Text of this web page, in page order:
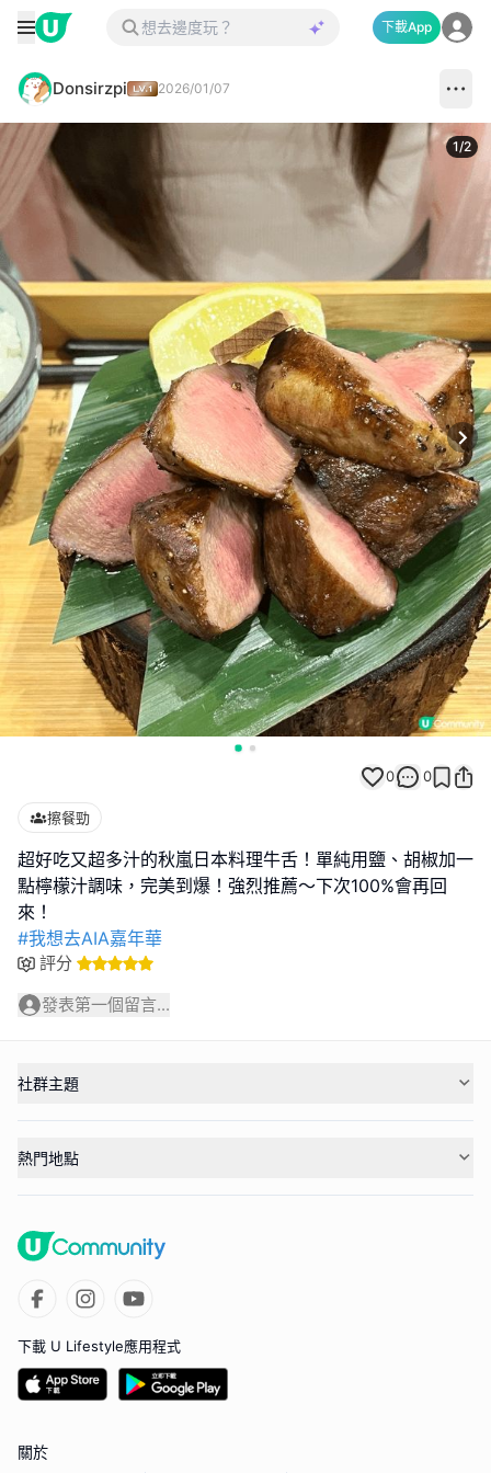
下載App
Donsirzpi 2026/01/07
1/2
0 0
擦餐勁
超好吃又超多汁的秋嵐日本料理牛舌！單純用鹽、胡椒加一
點檸檬汁調味，完美到爆！強烈推薦～下次100%會再回
#我想去AIA嘉年華
評分
發表第一個留言...
社群主題
熱門地點
下載 U Lifestyle應用程式
關於